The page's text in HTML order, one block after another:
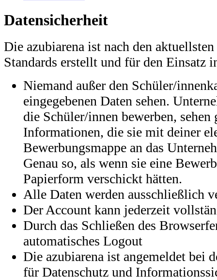
Datensicherheit
Die azubiarena ist nach den
Standards erstellt und für den Einsatz
Niemand außer den Schüler/
eingegebenen Daten sehen.
die Schüler/innen bewerben, sehen
Informationen, die sie mit deiner
Bewerbungsmappe an das
Genau so, als wenn sie eine
Papierform verschickt hätten.
Alle Daten werden ausschließlich
Der Account kann jederzeit
Durch das Schließen des
automatisches Logout
Die azubiarena ist angemeldet bei
für Datenschutz und